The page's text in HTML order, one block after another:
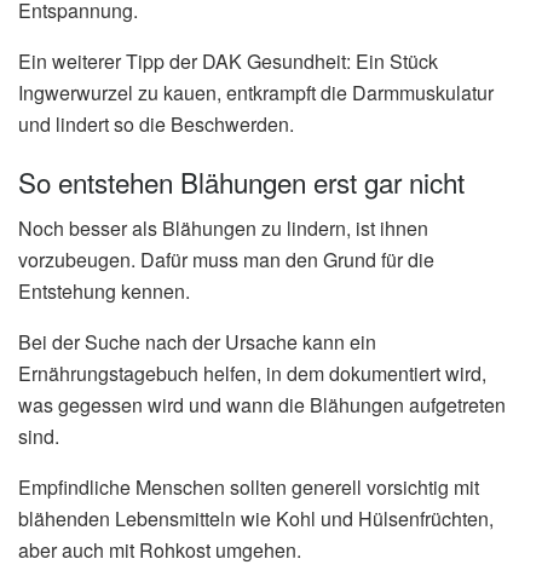
Entspannung.
Ein weiterer Tipp der DAK Gesundheit: Ein Stück
Ingwerwurzel zu kauen, entkrampft die Darmmuskulatur
und lindert so die Beschwerden.
So entstehen Blähungen erst gar nicht
Noch besser als Blähungen zu lindern, ist ihnen
vorzubeugen. Dafür muss man den Grund für die
Entstehung kennen.
Bei der Suche nach der Ursache kann ein
Ernährungstagebuch helfen, in dem dokumentiert wird,
was gegessen wird und wann die Blähungen aufgetreten
sind.
Empfindliche Menschen sollten generell vorsichtig mit
blähenden Lebensmitteln wie Kohl und Hülsenfrüchten,
aber auch mit Rohkost umgehen.